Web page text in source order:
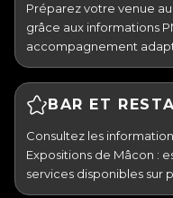
Préparez votre venue
grâce aux informations
accompagnement
BAR ET
Consultez les
Expositions de Mâcon :
services disponibles sur